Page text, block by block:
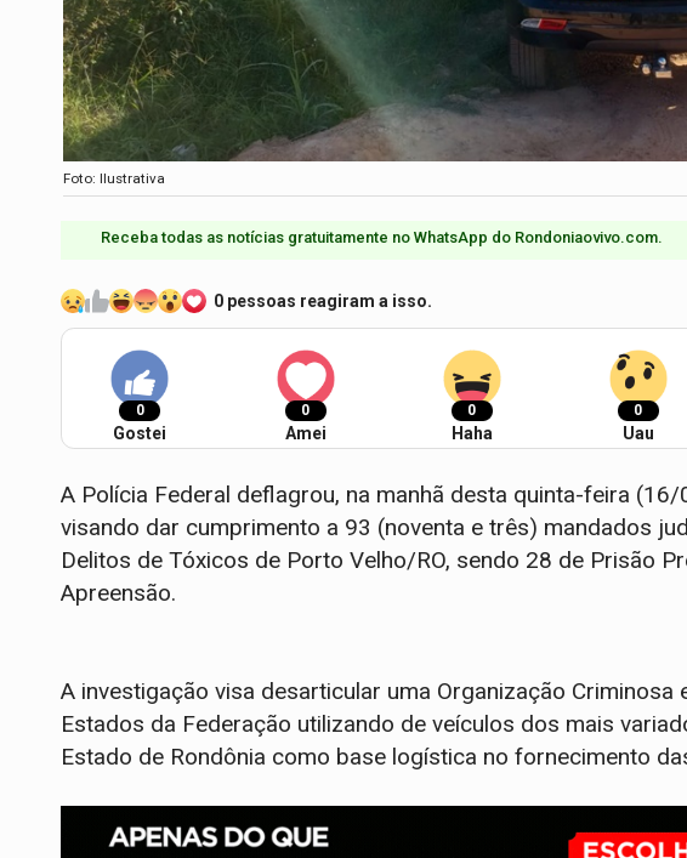
Foto: Ilustrativa
Receba todas as notícias gratuitamente no WhatsApp do Rondoniaovivo.com.​
0 pessoas reagiram a isso.
0
Gostei
0
Amei
0
Haha
0
Uau
A Polícia Federal deflagrou, na manhã desta quinta-feira (16/
visando dar cumprimento a 93 (noventa e três) mandados
Delitos de Tóxicos de Porto Velho/RO, sendo 28 de Prisão
Apreensão.
A investigação visa desarticular uma Organização
Estados da Federação utilizando de veículos dos mais
Estado de Rondônia como base logística no fornecimento